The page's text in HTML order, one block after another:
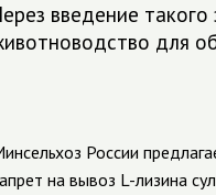
введение
для
России
на вывоз L-лизина